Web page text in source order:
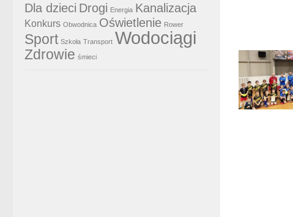
Dla dzieci Drogi Energia Kanalizacja
Konkurs Obwodnica Oświetlenie Rower
Sport Szkoła Transport Wodociągi
Zdrowie śmieci